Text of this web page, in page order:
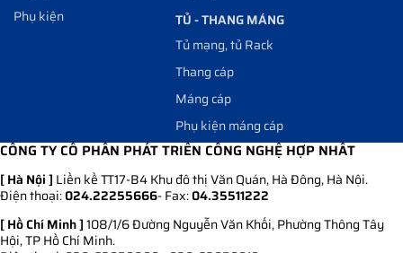
Phụ kiện
TỦ - THANG MÁNG
Tủ mạng, tủ Rack
Thang cáp
Máng cáp
Phụ kiện máng cáp
CÔNG TY CỔ PHẦN PHÁT TRIỂN CÔNG NGHỆ HỢP NHẤT
[ Hà Nội ] Liền kề TT17-B4 Khu đô thị Văn Quán, Hà Đông, Hà Nội.
Điện thoại:024.22255666- Fax:04.35511222
[ Hồ Chí Minh ]108/1/6 Đường Nguyễn Văn Khối, Phường Thông Tây
Hội, TP Hồ Chí Minh.